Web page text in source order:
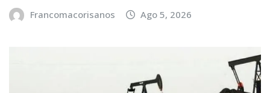
Francomacorisanos Ago 5, 2026